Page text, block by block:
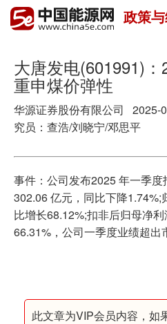
首页
政
电力
新
节
政策
大唐发电(601991)
重申煤价弹性
华源证券股份有限公司
究员：查浩/刘晓宁/邓思平
事件：公司发布2025 年一季
302.06 亿元，同比下降
比增长68.12%;扣非后归母净
66.31%，公司一季度业绩超出
此文章为VIP会员内容，如